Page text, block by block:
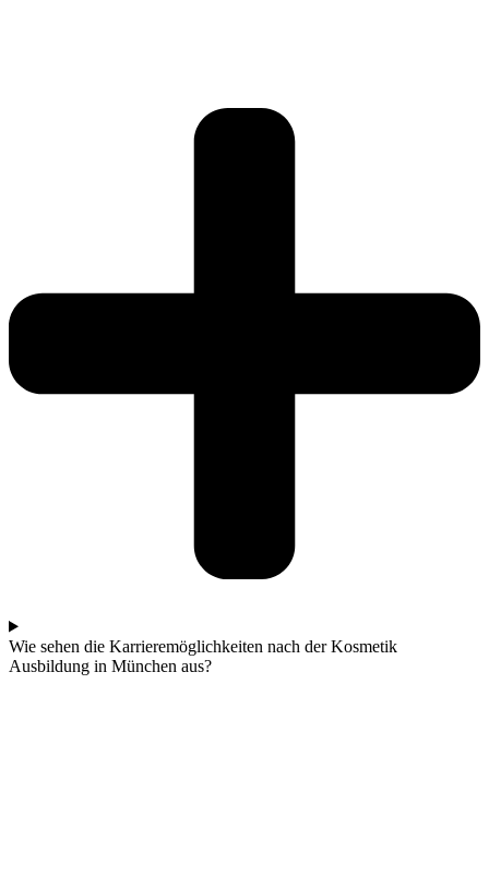
Wie sehen die Karrieremöglichkeiten nach der Kosmetik
Ausbildung in München aus?